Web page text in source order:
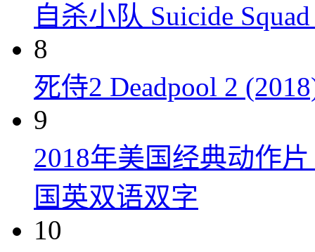
自杀小队 Suicide
8
死侍2 Deadpool 2
9
2018年美国经典动作
国英双语双字
10